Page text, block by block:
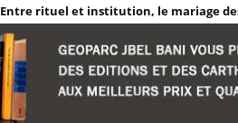
Entre rituel et institution, le mariage